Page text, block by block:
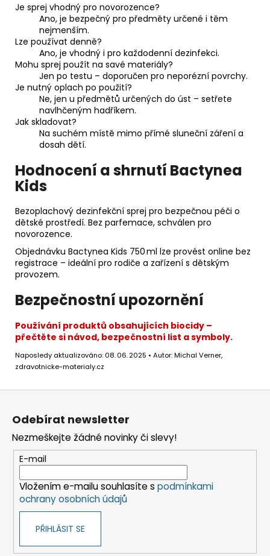
Je sprej vhodný pro novorozence?
Ano, je bezpečný pro předměty určené i těm
nejmenším.
Lze používat denně?
Ano, je vhodný i pro každodenní dezinfekci.
Mohu sprej použít na savé materiály?
Jen po testu – doporučen pro neporézní povrchy.
Je nutný oplach po použití?
Ne, jen u předmětů určených do úst – setřete
navlhčeným hadříkem.
Jak skladovat?
Na suchém místě mimo přímé sluneční záření a
dosah dětí.
Hodnocení a shrnutí Bactynea
Kids
Bezoplachový dezinfekční sprej pro bezpečnou péči o
dětské prostředí. Bez parfemace, schválen pro
novorozence.
Objednávku Bactynea Kids 750 ml lze provést online bez
registrace – ideální pro rodiče a zařízení s dětským
provozem.
Bezpečnostní upozornění
Používání produktů obsahujících biocidy –
přečtěte si návod, bezpečnostní list a symboly.
Naposledy aktualizováno: 08. 06. 2025 • Autor: Michal Verner,
zdravotnicke-materialy.cz
Odebírat newsletter
Nezmeškejte žádné novinky či slevy!
E-mail
Vložením e-mailu souhlasíte s podmínkami
ochrany osobních údajů
PŘIHLÁSIT SE